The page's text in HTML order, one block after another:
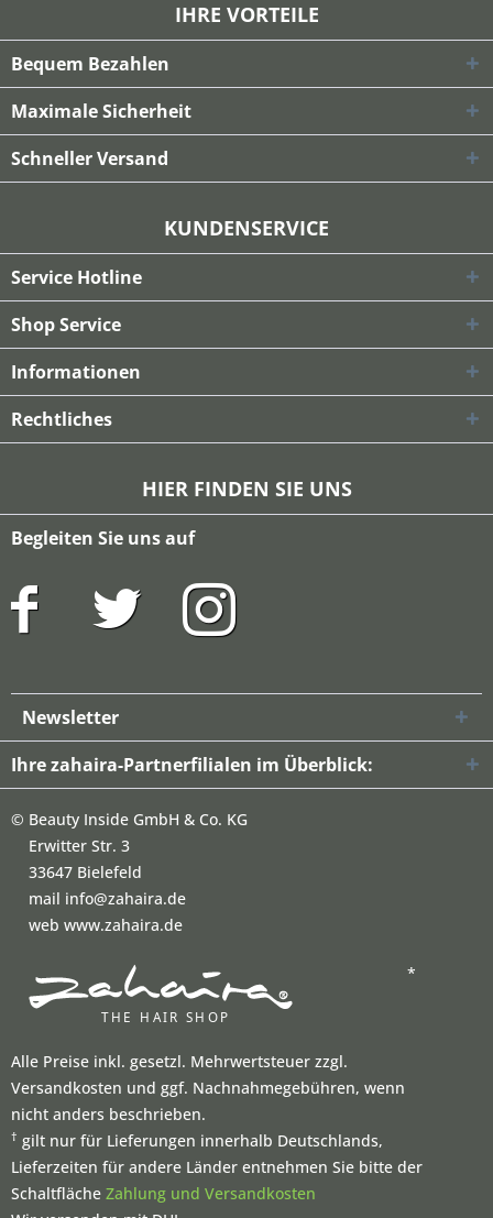
IHRE VORTEILE
Bequem Bezahlen
Maximale Sicherheit
Schneller Versand
KUNDENSERVICE
Service Hotline
Shop Service
Informationen
Rechtliches
HIER FINDEN SIE UNS
Begleiten Sie uns auf
Newsletter
Ihre zahaira-Partnerfilialen im Überblick:
© Beauty Inside GmbH & Co. KG
Erwitter Str. 3
33647 Bielefeld
mail info@zahaira.de
web www.zahaira.de
*
Alle Preise inkl. gesetzl. Mehrwertsteuer zzgl.
Versandkosten und ggf. Nachnahmegebühren, wenn
nicht anders beschrieben.
† gilt nur für Lieferungen innerhalb Deutschlands,
Lieferzeiten für andere Länder entnehmen Sie bitte der
Schaltfläche Zahlung und Versandkosten